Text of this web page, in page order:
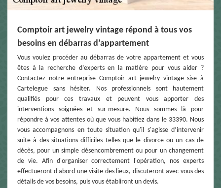
Comptoir art jewelry vintage répond à tous vos
besoins en débarras d’appartement
Vous voulez procéder au débarras de votre appartement et vous
êtes à la recherche d’experts en la matière pour vous aider ?
Contactez notre entreprise Comptoir art jewelry vintage sise à
Cartelegue sans hésiter. Nos professionnels sont hautement
qualifiés pour ces travaux et peuvent vous apporter des
interventions soignées et sur-mesure. Nous sommes là pour
répondre à vos attentes où que vous habitiez dans le 33390. Nous
vous accompagnons en toute situation qu'il s'agisse d’intervenir
suite à des situations difficiles telles que le divorce ou un cas de
décès, pour un simple désencombrement ou pour un changement
de vie. Afin d'organiser correctement l'opération, nos experts
effectueront d'abord une visite des lieux, discuteront avec vous des
détails de vos besoins, puis vous établiront un devis.